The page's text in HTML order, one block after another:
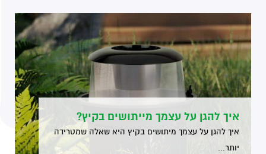
איך להגן על עצמך מייתושים בקיץ?
איך להגן על עצמך מיתושים בקיץ היא שאלה שמטרידה
יותר...